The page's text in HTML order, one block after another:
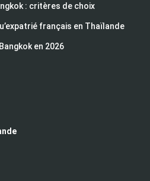
: critères de choix
français en Thaïlande
en 2026